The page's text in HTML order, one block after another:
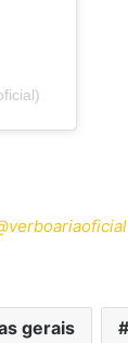
gerais